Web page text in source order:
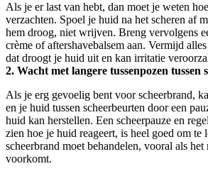
Als je er last van hebt, dan moet je weten
verzachten. Spoel je huid na het scheren af
hem droog, niet wrijven. Breng vervolgens
crème of aftershavebalsem aan. Vermijd
dat droogt je huid uit en kan irritatie
2. Wacht met langere tussenpozen tussen
Als je erg gevoelig bent voor scheerbrand,
en je huid tussen scheerbeurten door een
huid kan herstellen. Een scheerpauze en
zien hoe je huid reageert, is heel goed om te
scheerbrand moet behandelen, vooral als
voorkomt.